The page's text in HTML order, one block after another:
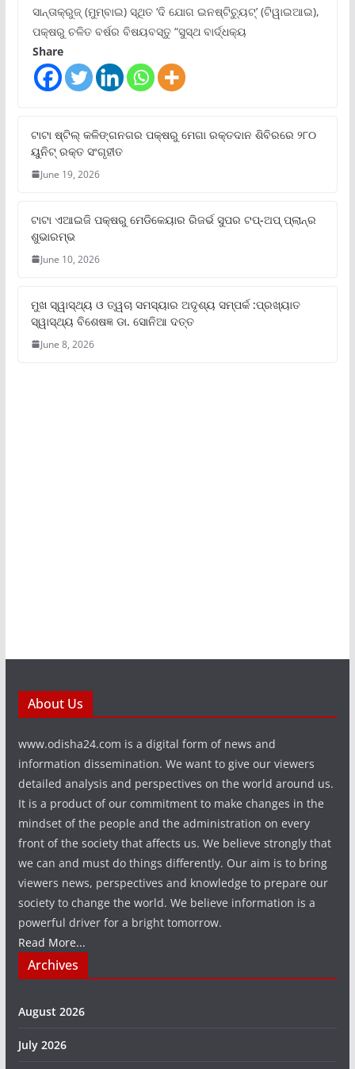
ସାନ୍ତାକ୍ରୁଜ୍ (ମୁମ୍ବାଇ) ସ୍ଥିତ ‘ଦି ଯୋଗ ଇନଷ୍ଟିଚ୍ୟୁଟ୍‌’ (ଟିୱାଇଆଇ),
ପକ୍ଷରୁ ଚଳିତ ବର୍ଷର ବିଷୟବସ୍ତୁ “ସୁସ୍ଥ ବାର୍ଦ୍ଧକ୍ୟ
Share
ଟାଟା ଷ୍ଟିଲ୍‌ କଳିଙ୍ଗନଗର ପକ୍ଷରୁ ମେଗା ରକ୍ତଦାନ ଶିବିରରେ ୨୮୦
ୟୁନିଟ୍‌ ରକ୍ତ ସଂଗୃହୀତ
June 19, 2026
ଟାଟା ଏଆଇଜି ପକ୍ଷରୁ ମେଡିକେୟାର ରିଜର୍ଭ ସୁପର ଟପ୍‌-ଅପ୍ ପ୍ଲାନ୍‌ର
ଶୁଭାରମ୍ଭ
June 10, 2026
ମୁଖ ସ୍ୱାସ୍ଥ୍ୟ ଓ ତ୍ୱଚା ସମସ୍ୟାର ଅଦୃଶ୍ୟ ସମ୍ପର୍କ :ପ୍ରଖ୍ୟାତ
ସ୍ୱାସ୍ଥ୍ୟ ବିଶେଷଜ୍ଞ ଡା. ସୋନିଆ ଦତ୍ତ
June 8, 2026
About Us
www.odisha24.com is a digital form of news and
information dissemination. We want to give our viewers
detailed analysis and perspectives on the world around us.
It is a product of our commitment to make changes in the
mindset of the people and the administration on every
front of the society that affects us. We believe strongly that
we can and must do things differently. Our aim is to bring
viewers news, perspectives and knowledge to prepare our
society to change the world. We believe information is a
powerful driver for a bright tomorrow.
Read More...
Archives
August 2026
July 2026